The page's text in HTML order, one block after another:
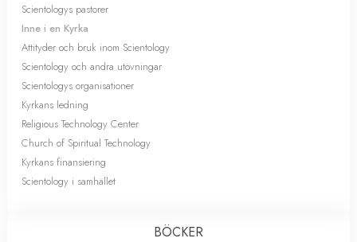
Scientologys pastorer
Inne i en Kyrka
Attityder och bruk inom Scientology
Scientology och andra utövningar
Scientologys organisationer
Kyrkans ledning
Religious Technology Center
Church of Spiritual Technology
Kyrkans finansiering
Scientology i samhället
BÖCKER